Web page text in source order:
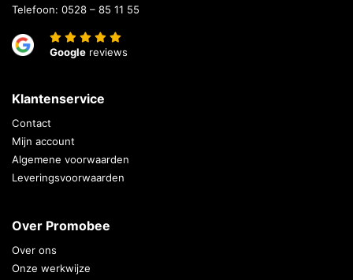
Telefoon: 0528 – 85 11 55
Google reviews
Klantenservice
Contact
Mijn account
Algemene voorwaarden
Leveringsvoorwaarden
Over Promobee
Over ons
Onze werkwijze